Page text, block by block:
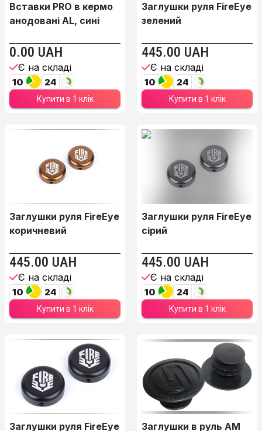
Вставки PRO в кермо
анодовані AL, сині
0.00 UAH
Є на складі
10 24
Купити в 1 клік
Заглушки руля FireEye
зелений
445.00 UAH
Є на складі
10 24
Купити в 1 клік
Заглушки руля FireEye
коричневий
445.00 UAH
Є на складі
10 24
Купити в 1 клік
Заглушки руля FireEye
сірий
445.00 UAH
Є на складі
10 24
Купити в 1 клік
Заглушки руля FireEye
Заглушки в руль AM